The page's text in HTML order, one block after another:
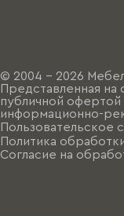
© 2004 - 2026
Представленная на
публичной офертой
информационно-
Пользовательское
Политика
Согласие на